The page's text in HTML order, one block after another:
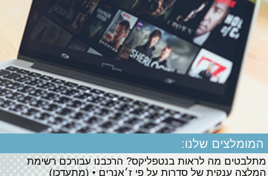
המומלצים שלנו:
מתלבטים מה לראות בנטפליקס? הרכבנו עבורכם רשימת
המלצה ענקית של סדרות על פי ז׳אנרים • (מתעדכן)